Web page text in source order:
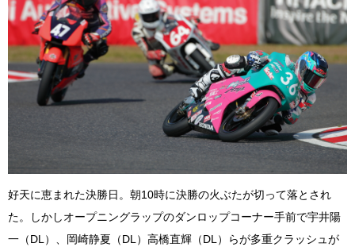
好天に恵まれた決勝日。朝10時に決勝の火ぶたが切って落とされ
た。しかしオープニングラップのダンロップコーナー手前で宇井陽
一（DL）、岡崎静夏（DL）高橋直輝（DL）らが多重クラッシュが